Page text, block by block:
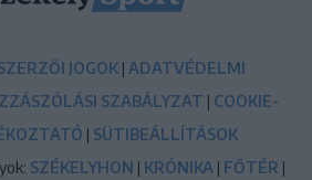
JOGOK | ADATVÉDELMI
SZABÁLYZAT | COOKIE-
| SÜTIBEÁLLÍTÁSOK
SZÉKELYHON | KRÓNIKA | FŐTÉR |